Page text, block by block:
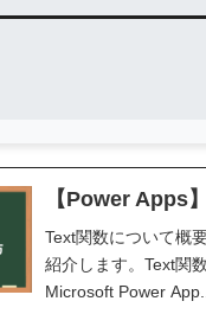
【Power Apps
Text関数について概
紹介します。Text関
Microsoft Power App...